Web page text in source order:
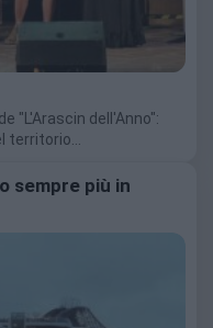
"L'Arascin dell'Anno":
territorio…
sempre più in